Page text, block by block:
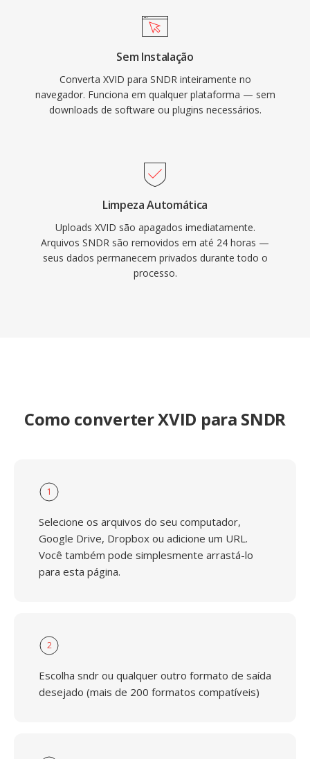
Sem Instalação
Converta XVID para SNDR inteiramente no
navegador. Funciona em qualquer plataforma — sem
downloads de software ou plugins necessários.
Limpeza Automática
Uploads XVID são apagados imediatamente.
Arquivos SNDR são removidos em até 24 horas —
seus dados permanecem privados durante todo o
processo.
Como converter XVID para SNDR
1
Selecione os arquivos do seu computador,
Google Drive, Dropbox ou adicione um URL.
Você também pode simplesmente arrastá-lo
para esta página.
2
Escolha sndr ou qualquer outro formato de saída
desejado (mais de 200 formatos compatíveis)